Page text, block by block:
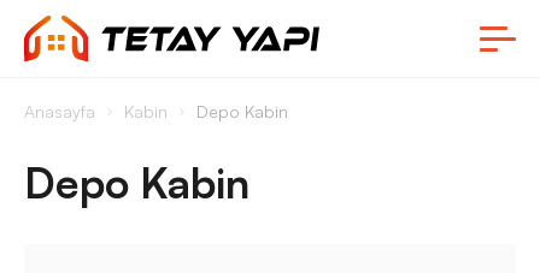
Anasayfa Kabin Depo Kabin
Depo Kabin